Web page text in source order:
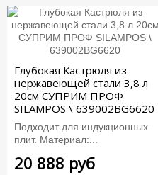
Глубокая Кастрюля из
нержавеющей стали 3,8 л
20см СУПРИМ ПРОФ
SILAMPOS \ 639002BG6620
Подходит для индукционных
плит. Материал:...
20 888 руб